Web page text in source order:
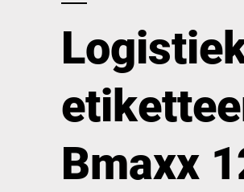
Amerika
Azië
Australië
Afrika
Bmaxx